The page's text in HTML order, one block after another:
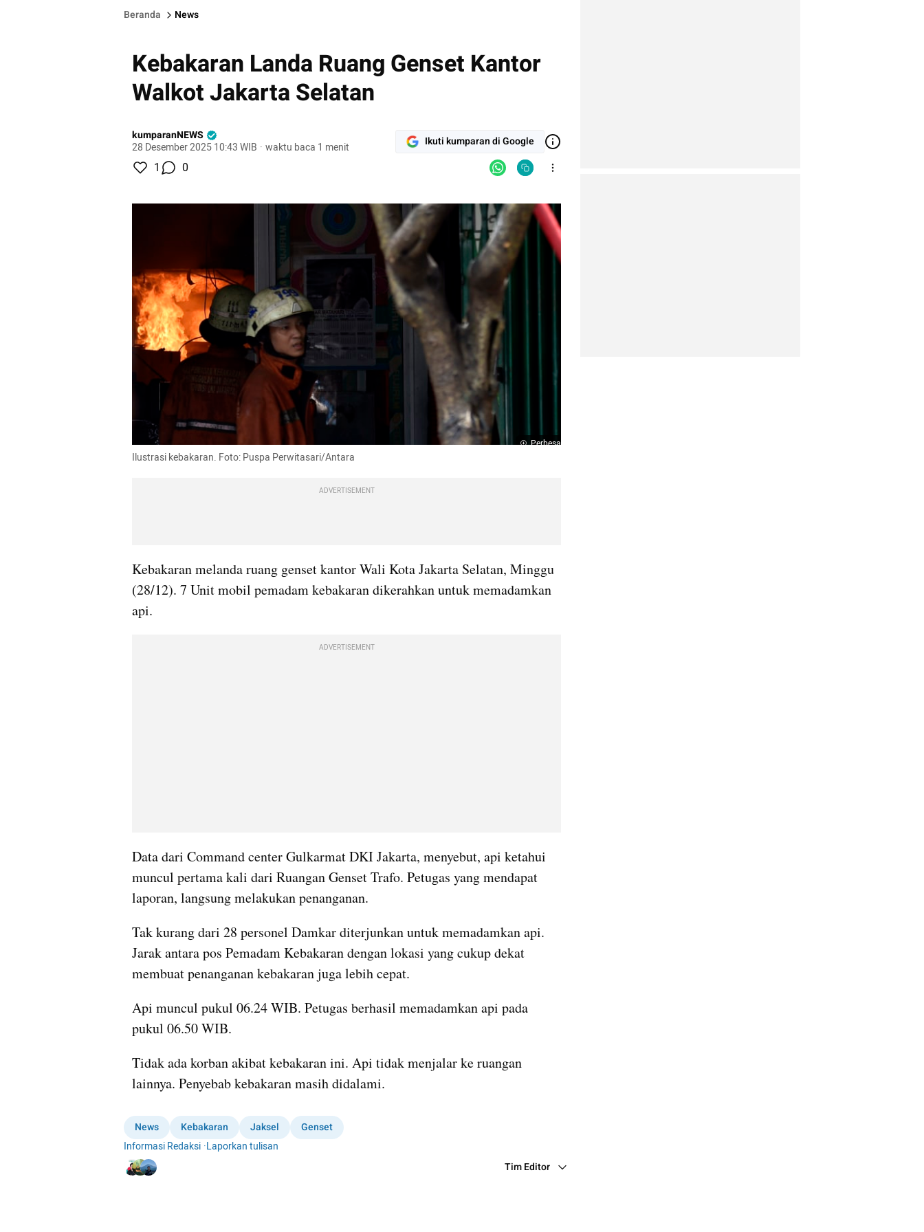
Beranda News
Kebakaran Landa Ruang Genset Kantor
Walkot Jakarta Selatan
kumparanNEWS
28 Desember 2025 10:43 WIB · waktu baca 1 menit Ikuti kumparan di Google
1 0
Perbesar
Ilustrasi kebakaran. Foto: Puspa Perwitasari/Antara
ADVERTISEMENT
Kebakaran melanda ruang genset kantor Wali Kota Jakarta Selatan, Minggu
(28/12). 7 Unit mobil pemadam kebakaran dikerahkan untuk memadamkan
api.
ADVERTISEMENT
Data dari Command center Gulkarmat DKI Jakarta, menyebut, api ketahui
muncul pertama kali dari Ruangan Genset Trafo. Petugas yang mendapat
laporan, langsung melakukan penanganan.
Tak kurang dari 28 personel Damkar diterjunkan untuk memadamkan api.
Jarak antara pos Pemadam Kebakaran dengan lokasi yang cukup dekat
membuat penanganan kebakaran juga lebih cepat.
Api muncul pukul 06.24 WIB. Petugas berhasil memadamkan api pada
pukul 06.50 WIB.
Tidak ada korban akibat kebakaran ini. Api tidak menjalar ke ruangan
lainnya. Penyebab kebakaran masih didalami.
News Kebakaran Jaksel
Genset
Informasi Redaksi ·Laporkan tulisan
Tim Editor